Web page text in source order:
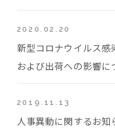
2020.02.20
新型コロナウイルス感
および出荷への影響に
2019.11.13
人事異動に関するお知